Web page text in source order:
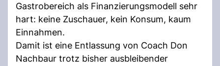
Gastrobereich als Finanzierungsmodell sehr
hart: keine Zuschauer, kein Konsum, kaum
Einnahmen.
Damit ist eine Entlassung von Coach Don
Nachbaur trotz bisher ausbleibender